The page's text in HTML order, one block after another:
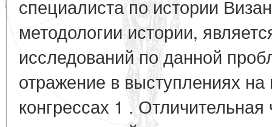
специалиста по истории
методологии истории,
исследований по данной
отражение в выступлениях
конгрессах 1 .